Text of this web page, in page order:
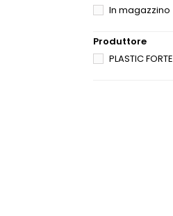
In magazzino
Produttore
PLASTIC FORTE